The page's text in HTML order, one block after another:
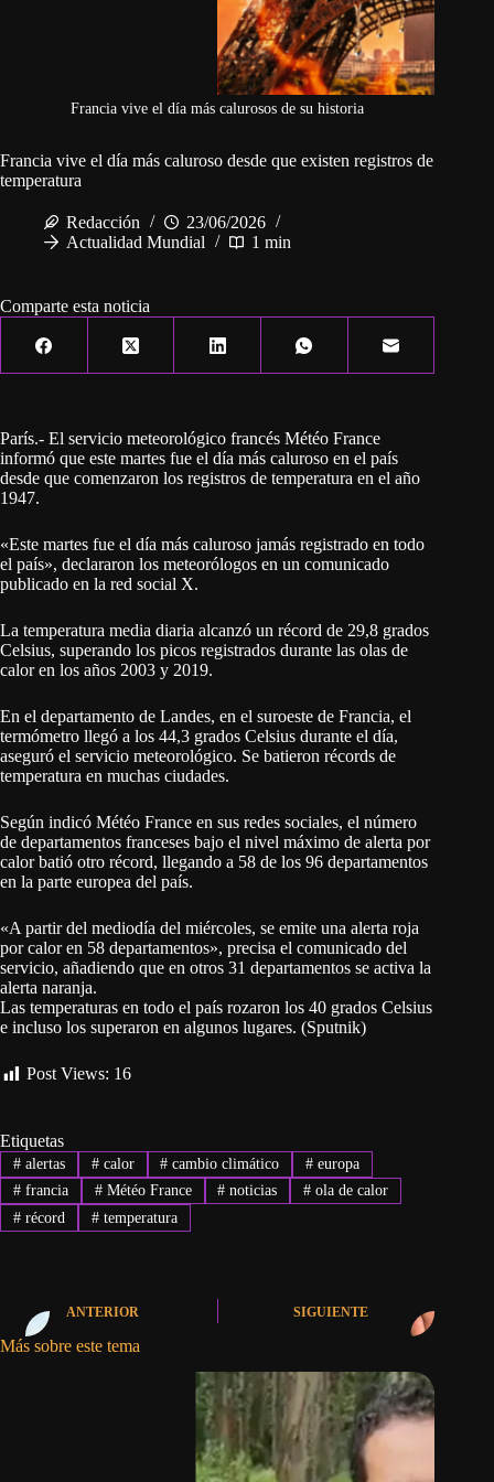
Francia vive el día más calurosos de su historia
Francia vive el día más caluroso desde que existen registros de
temperatura
Redacción
23/06/2026
Actualidad Mundial
1 min
Comparte esta noticia
París.- El servicio meteorológico francés Météo France
informó que este martes fue el día más caluroso en el país
desde que comenzaron los registros de temperatura en el año
1947.
«Este martes fue el día más caluroso jamás registrado en todo
el país», declararon los meteorólogos en un comunicado
publicado en la red social X.
La temperatura media diaria alcanzó un récord de 29,8 grados
Celsius, superando los picos registrados durante las olas de
calor en los años 2003 y 2019.
En el departamento de Landes, en el suroeste de Francia, el
termómetro llegó a los 44,3 grados Celsius durante el día,
aseguró el servicio meteorológico. Se batieron récords de
temperatura en muchas ciudades.
Según indicó Météo France en sus redes sociales, el número
de departamentos franceses bajo el nivel máximo de alerta por
calor batió otro récord, llegando a 58 de los 96 departamentos
en la parte europea del país.
«A partir del mediodía del miércoles, se emite una alerta roja
por calor en 58 departamentos», precisa el comunicado del
servicio, añadiendo que en otros 31 departamentos se activa la
alerta naranja.
Las temperaturas en todo el país rozaron los 40 grados Celsius
e incluso los superaron en algunos lugares. (Sputnik)
Post Views: 16
Etiquetas
#alertas #calor # cambio climático # europa
#francia #Météo France # noticias # ola de calor
#récord #temperatura
ANTERIOR SIGUIENTE
Más sobre este tema